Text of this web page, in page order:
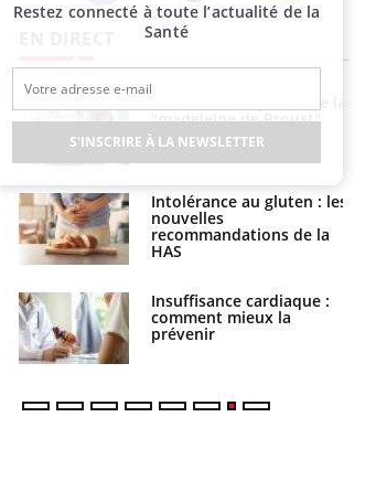
Facebook Twitter Instagram
"madeleine de Proust"
enfin expliqué
Intolérance au gluten : les
nouvelles
recommandations de la
HAS
Insuffisance cardiaque :
comment mieux la
prévenir
Restez connecté à toute l’actualité de la
Santé
S'INSCRIRE À LA NEWSLETTER